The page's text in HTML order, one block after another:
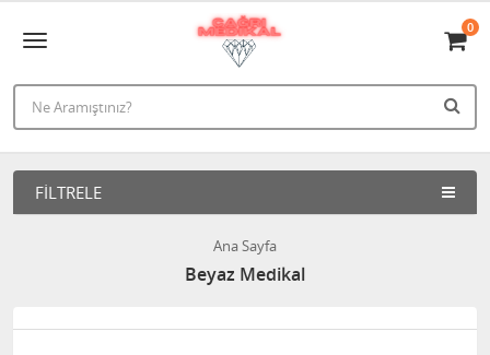
0
FILTRELE
Ana Sayfa
Beyaz Medikal